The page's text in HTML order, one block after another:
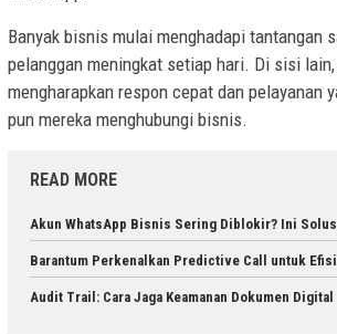
Banyak bisnis mulai menghadapi tantangan
pelanggan meningkat setiap hari. Di sisi
mengharapkan respon cepat dan pelayanan
pun mereka menghubungi bisnis.
READ MORE
Akun WhatsApp Bisnis Sering Diblokir? Ini
Barantum Perkenalkan Predictive Call untuk
Audit Trail: Cara Jaga Keamanan Dokumen Digital